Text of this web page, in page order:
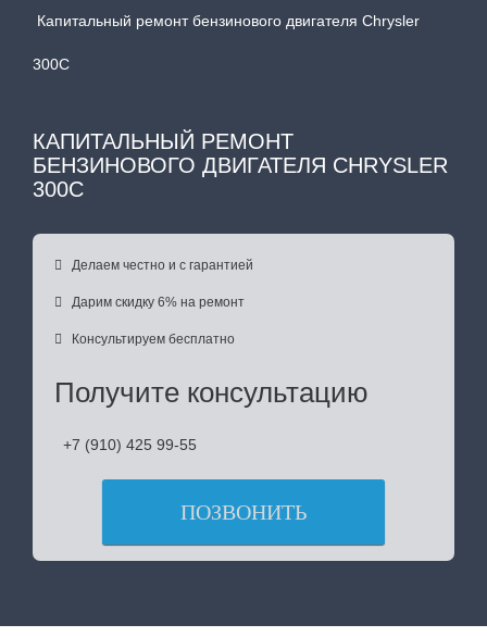
Капитальный ремонт бензинового двигателя Chrysler
300C
КАПИТАЛЬНЫЙ РЕМОНТ
БЕНЗИНОВОГО ДВИГАТЕЛЯ CHRYSLER
300C
 Делаем честно и с гарантией
 Дарим скидку 6% на ремонт
 Консультируем бесплатно
Получите консультацию
+7 (910) 425 99-55
ПОЗВОНИТЬ